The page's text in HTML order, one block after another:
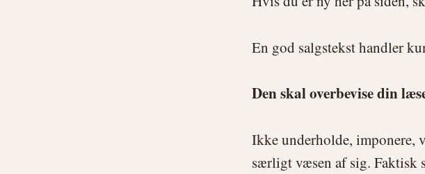
En god salgstekst handler
Den skal overbevise din
Ikke underholde, imponere,
særligt væsen af sig. Faktisk